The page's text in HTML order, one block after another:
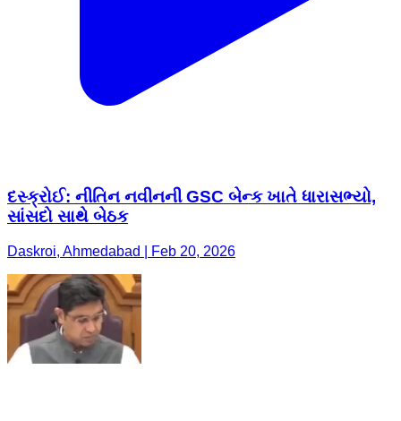
દસ્ક્રોઈ: નીતિન નવીનની GSC બેન્ક ખાતે ધારાસભ્યો,
સાંસદો સાથે બેઠક
Daskroi, Ahmedabad | Feb 20, 2026